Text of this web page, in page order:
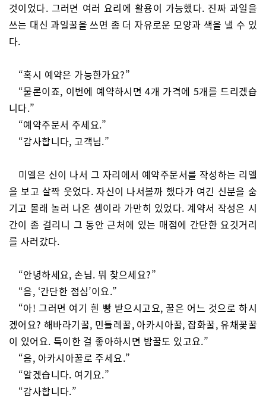
것이었다. 그러면 여러 요리에 활용이 가능했다. 진짜 과일을
쓰는 대신 과일꿀을 쓰면 좀 더 자유로운 모양과 색을 낼 수 있
다.
“혹시 예약은 가능한가요?”
“물론이죠, 이번에 예약하시면 4개 가격에 5개를 드리겠습
니다.”
“예약주문서 주세요.”
“감사합니다, 고객님.”
미엘은 신이 나서 그 자리에서 예약주문서를 작성하는 리엘
을 보고 살짝 웃었다. 자신이 나서볼까 했다가 여긴 신분을 숨
기고 몰래 놀러 나온 셈이라 가만히 있었다. 계약서 작성은 시
간이 좀 걸리니 그 동안 근처에 있는 매점에 간단한 요깃거리
를 사러갔다.
“안녕하세요, 손님. 뭐 찾으세요?”
“음, ‘간단한 점심’이요.”
“아! 그러면 여기 흰 빵 받으시고요, 꿀은 어느 것으로 하시
겠어요? 해바라기꿀, 민들레꿀, 아카시아꿀, 잡화꿀, 유채꽃꿀
이 있어요. 특이한 걸 좋아하시면 밤꿀도 있고요.”
“음, 아카시아꿀로 주세요.”
“알겠습니다. 여기요.”
“감사합니다.”